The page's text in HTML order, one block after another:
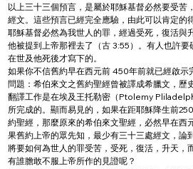
以上三十三個預言，是屬於耶穌基督必然要受苦
經文。這些預言已經完全應驗，由此可以肯定的
耶穌基督必然為我世人的罪，經過受死，復活與
他被提到上帝那裡去了（古 3:55）。有人也許
在世及他死後才寫下的。
如果你不信舊約早在西元前 450年前就已經啟示
問題：希伯來文之舊約聖經曾被譯成希臘文，歷
翻譯工作是在埃及王托勒密（Ptolemy
所完成的。顯而易見的，如果在距耶穌降生前
約聖經，那麼原來的希伯來文聖經，必然早在西
果舊約上帝的眾先知，最少有三十三處經文，論
將要如何為世人的罪受苦，受死，復活，升天，
有誰膽敢不服上帝所作的見證呢？